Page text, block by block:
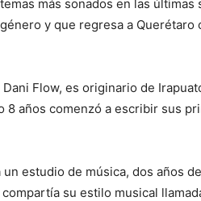
más sonados en las últimas
y que regresa a Querétaro
Flow, es originario de
años comenzó a escribir sus
estudio de música, dos años
su estilo musical